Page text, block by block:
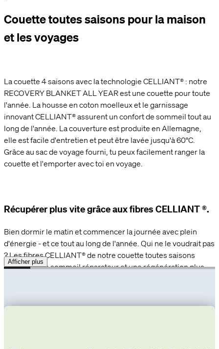
Couette toutes saisons pour la maison
et les voyages
La couette 4 saisons avec la technologie CELLIANT® : notre
RECOVERY BLANKET ALL YEAR est une couette pour toute
l'année. La housse en coton moelleux et le garnissage
innovant CELLIANT® assurent un confort de sommeil tout au
long de l'année. La couverture est produite en Allemagne,
elle est facile d'entretien et peut être lavée jusqu'à 60°C.
Grâce au sac de voyage fourni, tu peux facilement ranger la
couette et l'emporter avec toi en voyage.
Récupérer plus vite grâce aux fibres CELLIANT ®.
Bien dormir le matin et commencer la journée avec plein
d'énergie - et ce tout au long de l'année. Qui ne le voudrait pas
? Les fibres CELLIANT® de notre couette toutes saisons
favorisent un sommeil réparateur et une régénération plus
Les fibres CELLIANT® absorbent la chaleur corporelle émise,
Afficher plus